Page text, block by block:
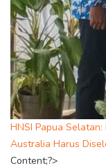
HNSI Papua
Australia Harus
Content;?>